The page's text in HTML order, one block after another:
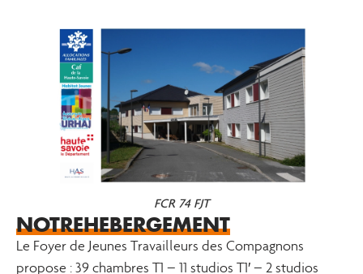
FCR 74 FJT
NOTREHEBERGEMENT
Le Foyer de Jeunes Travailleurs des Compagnons
propose : 39 chambres T1 – 11 studios T1′ – 2 studios